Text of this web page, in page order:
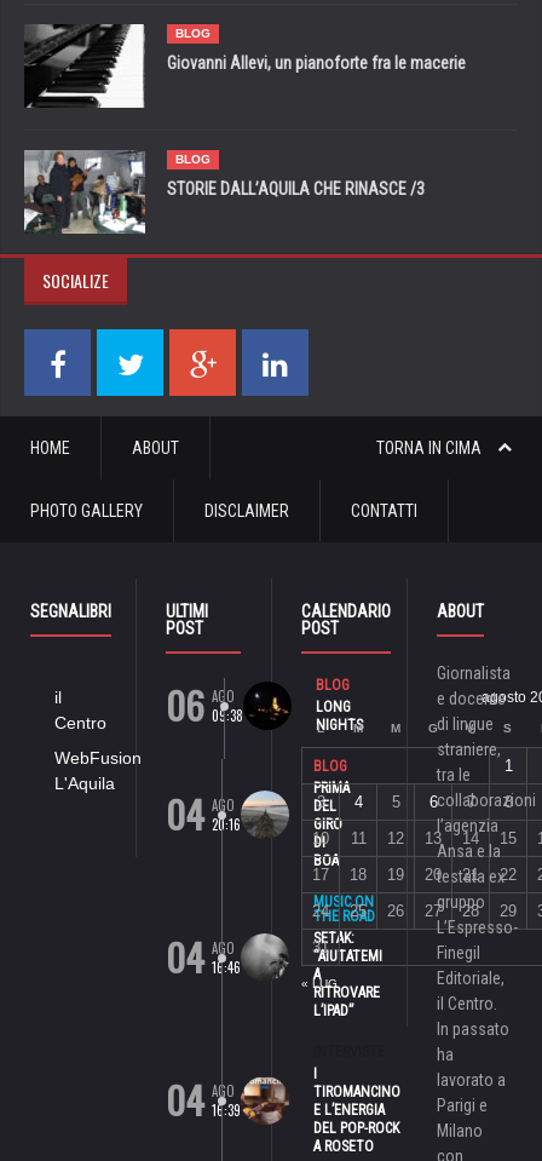
BLOG
Giovanni Allevi, un pianoforte fra le macerie
BLOG
STORIE DALL’AQUILA CHE RINASCE /3
SOCIALIZE
TORNA IN CIMA
HOME ABOUT
PHOTO GALLERY DISCLAIMER CONTATTI
SEGNALIBRI
il
Centro
WebFusion
L'Aquila
ULTIMI
POST
06 AGO
09:38
BLOG
LONG
NIGHTS
04 AGO
20:16
BLOG
PRIMA
DEL
GIRO
DI
BOA
04 AGO
16:46
MUSIC ON
THE ROAD
SETAK:
“AIUTATEMI
A
RITROVARE
L’IPAD”
04 AGO
16:39
TIROMANCINO
E L’ENERGIA
DEL POP-ROCK
A ROSETO
CALENDARIO
POST
agosto
L M M G V S
« LUG
1
3
4 5 6 7 8
10
11 12 13 14 15
17
18 19 20 21 22
24
25 26 27 28 29
31
ABOUT
Giornalista
e docente
di lingue
straniere,
tra le
collaborazioni
l’agenzia
Ansa e la
testata ex
gruppo
L’Espresso-
Finegil
Editoriale,
il Centro.
In passato
ha
lavorato a
Parigi e
Milano
con